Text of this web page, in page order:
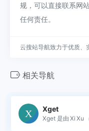
规，可以直接联系网
任何责任。
云搜站导航致力于优质、
相关导航
Xget